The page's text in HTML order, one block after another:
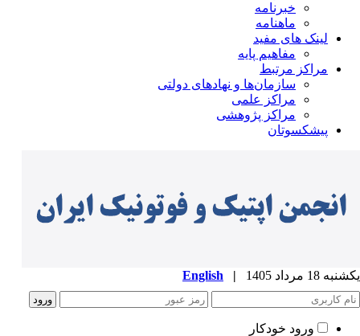
خبرنامه
ماهنامه
لینک های مفید
مفاهیم پایه
مراکز مرتبط
سازمان‌ها و نهادهای دولتی
مراکز علمی
مراکز پژوهشی
پیشکسوتان
18 مرداد 1405 |
English
ورود خودکار